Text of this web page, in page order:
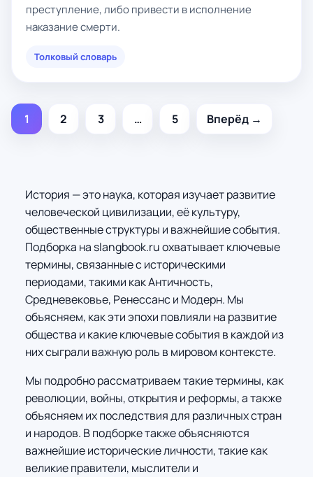
преступление, либо привести в исполнение
наказание смерти.
Толковый словарь
1 2 3 … 5 Вперёд →
История — это наука, которая изучает развитие
человеческой цивилизации, её культуру,
общественные структуры и важнейшие события.
Подборка на slangbook.ru охватывает ключевые
термины, связанные с историческими
периодами, такими как Античность,
Средневековье, Ренессанс и Модерн. Мы
объясняем, как эти эпохи повлияли на развитие
общества и какие ключевые события в каждой из
них сыграли важную роль в мировом контексте.
Мы подробно рассматриваем такие термины, как
революции, войны, открытия и реформы, а также
объясняем их последствия для различных стран
и народов. В подборке также объясняются
важнейшие исторические личности, такие как
великие правители, мыслители и